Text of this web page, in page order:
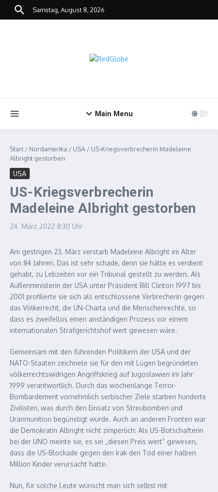
Zum Inhalt springen
Samstag, August 8, 2026
Main Menu
Start / Nordamerika / USA / US-Kriegsverbrecherin Madeleine
Albright gestorben
USA
US-Kriegsverbrecherin
Madeleine Albright gestorben
24. März 2022 8:30 Uhr
Am gestrigen 23. März verstarb Madeleine Albright im Alter
von 84 Jahren. Das ist sehr schade, denn sie hätte es verdient
gehabt, zu Lebzeiten vor ein Tribunal gestellt zu werden. Als
Außenministerin der USA unter Präsident Bill Clinton 1997 bis
2001 profilierte sie sich als entschlossene Verbrecherin gegen
das Völkerrecht, die UN-Charta und die Menschenrechte, so
dass es zweifellos einen anständigen Prozess vor einem
internationalen Strafgerichtshof wert gewesen wäre.
Gemeinsam mit den führenden Politikern der USA und der
NATO-Staaten zeichnete sie für den mit Lügen begründeten
völkerrechtswidrigen Angriffskrieg auf Jugoslawien im Jahr
1999 verantwortlich. Durch das wochenlange Terror-
Bombardement vornehmlich serbischer Ziele starben hunderte
Zivilisten, was durch den Einsatz von Streubomben und
Uranmunition begünstigt wurde. Auch an anderen Fronten war
die Demokratin Albright nicht zimperlich: Als US-Botschafterin
bei der UNO meinte sie, es sei „diesen Preis wert“ gewesen,
dass die US-Blockade gegen den Irak den Tod einer halben
Million Kinder verursacht hatte.
Nun, für solche Leute wünscht man sich selbst mit